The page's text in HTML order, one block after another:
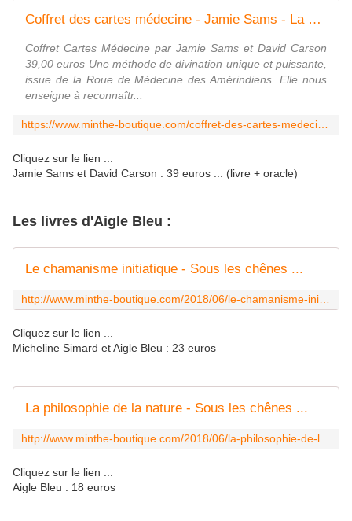
Coffret des cartes médecine - Jamie Sams - La boutique de Minthé
Coffret Cartes Médecine par Jamie Sams et David Carson
39,00 euros Une méthode de divination unique et puissante,
issue de la Roue de Médecine des Amérindiens. Elle nous
enseigne à reconnaîtr...
Cliquez sur le lien ...
Jamie Sams et David Carson : 39 euros ... (livre + oracle)
Les livres d'Aigle Bleu :
Le chamanisme initiatique - Sous les chênes ...
Cliquez sur le lien ...
Micheline Simard et Aigle Bleu : 23 euros
La philosophie de la nature - Sous les chênes ...
Cliquez sur le lien ...
Aigle Bleu : 18 euros